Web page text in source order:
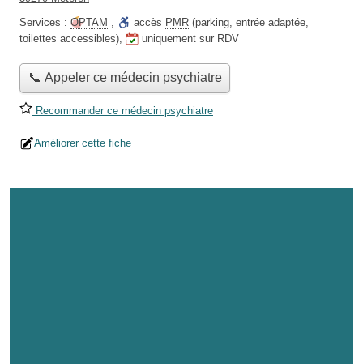
Services : OPTAM , accès PMR (parking, entrée adaptée,
toilettes accessibles), uniquement sur RDV
📞 Appeler ce médecin psychiatre
Recommander ce médecin psychiatre
Améliorer cette fiche